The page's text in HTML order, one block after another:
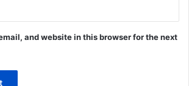
and website in this browser for the next